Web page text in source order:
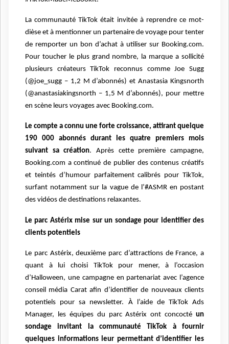
La communauté TikTok était invitée à reprendre ce mot-
dièse et à mentionner un partenaire de voyage pour tenter
de remporter un bon d’achat à utiliser sur Booking.com.
Pour toucher le plus grand nombre, la marque a sollicité
plusieurs créateurs TikTok reconnus comme Joe Sugg
(@joe_sugg – 1,2 M d’abonnés) et Anastasia Kingsnorth
(@anastasiakingsnorth – 1,5 M d’abonnés), pour mettre
en scène leurs voyages avec Booking.com.
Le compte a connu une forte croissance, attirant quelque
190 000 abonnés durant les quatre premiers mois
suivant sa création. Après cette première campagne,
Booking.com a continué de publier des contenus créatifs
et teintés d’humour parfaitement calibrés pour TikTok,
surfant notamment sur la vague de l’#ASMR en postant
des vidéos de destinations relaxantes.
Le parc Astérix mise sur un sondage pour identifier des
clients potentiels
Le parc Astérix, deuxième parc d’attractions de France, a
quant à lui choisi TikTok pour mener, à l’occasion
d’Halloween, une campagne en partenariat avec l’agence
conseil média Carat afin d’identifier de nouveaux clients
potentiels pour sa newsletter. À l’aide de TikTok Ads
Manager, les équipes du parc Astérix ont concocté un
sondage invitant la communauté TikTok à fournir
quelques informations leur permettant d’identifier les